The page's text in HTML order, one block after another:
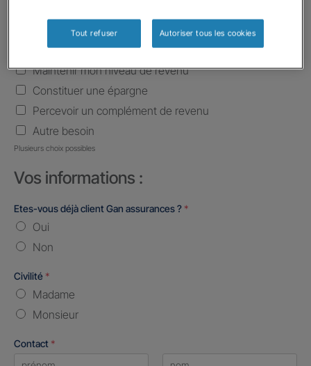
Autre
Quels sont vos besoins ?*
Maintenir mon niveau de revenu
Constituer une épargne
Percevoir un complément de revenu
Autre besoin
Plusieurs choix possibles
Vos informations :
Etes-vous déjà client Gan assurances ? *
Oui
Non
Civilité *
Madame
Monsieur
Contact *
Tout refuser Autoriser tous les cookies